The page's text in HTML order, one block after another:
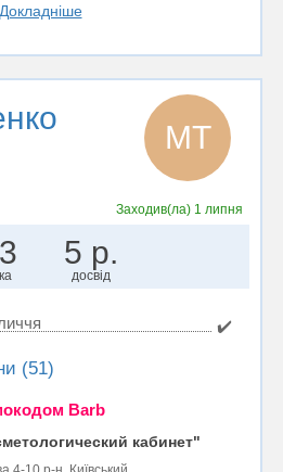
Докладніше
МТ
Заходив(ла) 1 липня
5 р.
досвід
✔️
(51)
Barb
кабинет"